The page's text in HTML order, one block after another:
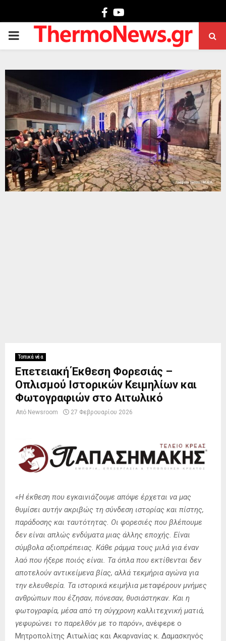
Facebook
PRIMARY
Τοπικά νέα
Επετειακή Έκθεση Φορεσιάς –
Οπλισμού Ιστορικών Κειμηλίων και
Φωτογραφιών στο Αιτωλικό
Από Newsroom 27 Φεβρουαρίου 2026
«Η έκθεση που εγκαινιάζουμε απόψε έρχεται να μας
θυμίσει αυτήν ακριβώς τη σύνδεση ιστορίας και πίστης,
παράδοσης και ταυτότητας. Οι φορεσιές που βλέπουμε
δεν είναι απλώς ενδύματα μιας άλλης εποχής. Είναι
σύμβολα αξιοπρέπειας. Κάθε ράμμα τους μιλά για έναν
λαό που ήξερε ποιός είναι. Τα όπλα που εκτίθενται δεν
αποτελούν αντικείμενα βίας, αλλά τεκμήρια αγώνα για
την ελευθερία. Τα ιστορικά κειμήλια μεταφέρουν μνήμες
ανθρώπων που έζησαν, πόνεσαν, θυσιάστηκαν. Και η
φωτογραφία, μέσα από τη σύγχρονη καλλιτεχνική ματιά,
γεφυρώνει το παρελθόν με το παρόν», ανέφερε ο
Μητροπολίτης Αιτωλίας και Ακαρνανίας κ. Δαμασκηνός